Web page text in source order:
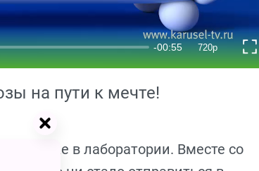
на пути к мечте!
банке в лаборатории. Вместе со